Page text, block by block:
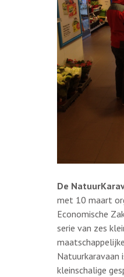
De
met 10 maart
Economische
serie van zes
Natuurkaravaan
kleinschalige